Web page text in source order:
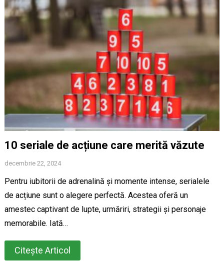
10 seriale de acțiune care merită văzute
decembrie 22, 2024
Pentru iubitorii de adrenalină și momente intense, serialele
de acțiune sunt o alegere perfectă. Acestea oferă un
amestec captivant de lupte, urmăriri, strategii și personaje
memorabile. Iată…
Citește Articol